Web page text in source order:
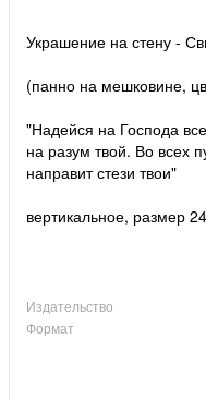
Украшение на стену -
(панно на мешковине,
"Надейся на Господа
на разум твой. Во всех
направит стези твои"
вертикальное, размер
Издательство
Формат